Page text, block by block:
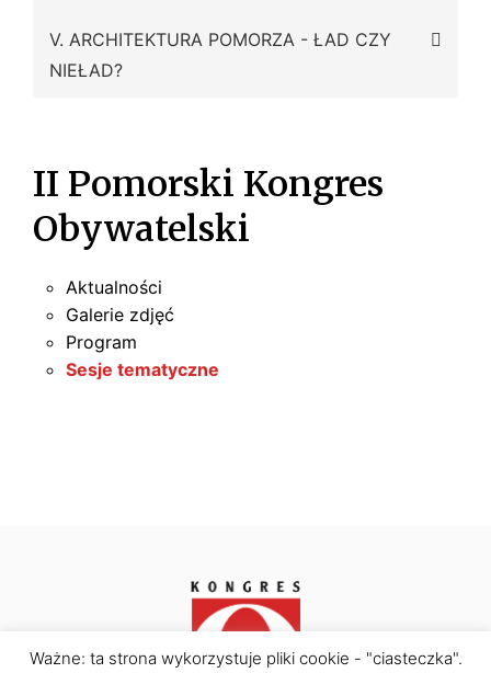
V. ARCHITEKTURA POMORZA - ŁAD CZY
NIEŁAD?
II Pomorski Kongres
Obywatelski
Aktualności
Galerie zdjęć
Program
Sesje tematyczne
Ważne: ta strona wykorzystuje pliki cookie - "ciasteczka".